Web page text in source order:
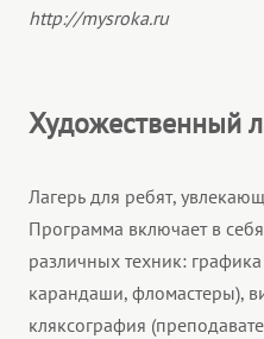
http://mysroka.ru
Художественный
Лагерь для ребят,
Программа включает в
различных техник:
карандаши, фломастеры),
кляксография